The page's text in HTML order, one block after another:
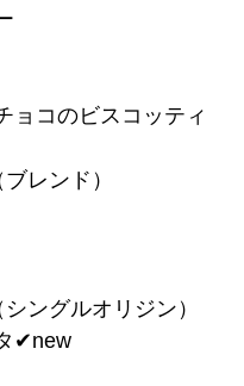
ョコのビスコッティ
レンド）
ングルオリジン）
✔︎new